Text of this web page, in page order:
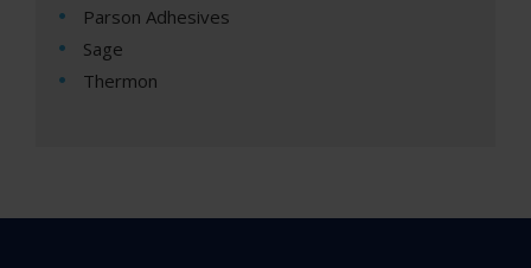
Parson Adhesives
Sage
Thermon